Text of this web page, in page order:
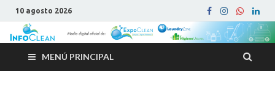
10 agosto 2026
MENÚ PRINCIPAL